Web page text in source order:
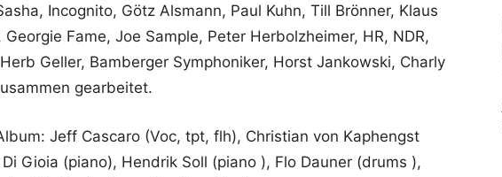
Incognito, Götz Alsmann, Paul Kuhn, Till Brönner, Klaus
Fame, Joe Sample, Peter Herbolzheimer, HR, NDR,
Herb Geller, Bamberger Symphoniker, Horst Jankowski, Charly
gearbeitet.
Jeff Cascaro (Voc, tpt, flh), Christian von Kaphengst
Gioia (piano), Hendrik Soll (piano ), Flo Dauner (drums ),